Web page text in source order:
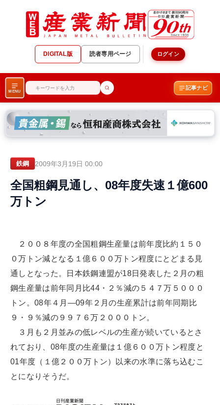
DIGITAL版 読者専用ページ ログイン
MENU
記事ナビ
鉄鋼 2009年3月19日 00:00
全国粗鋼見通し、08年度失速１億600
万トン
２００８年度の全国粗鋼生産量は前年度比約１５０
０万トン減となる１億６００万トン程度にとどまる見
通しとなった。日本鉄鋼連盟が18日発表した２月の粗
鋼生産量は前年同月比44・２％減の５４７万５０００
トン。08年４月―09年２月の生産累計は前年同期比
９・９％減の９９７６万２０００トン。
３月も２月並みの低レベルの生産が続いているとさ
れており、08年度の生産量は１億６００万トン程度と
01年度（１億２００万トン）以来の水準に落ち込むこ
とになりそうだ。